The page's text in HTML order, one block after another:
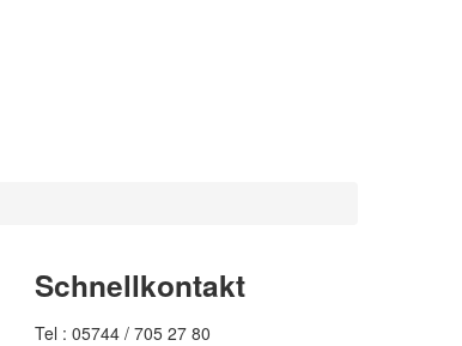
Schnellkontakt
Tel : 05744 / 705 27 80